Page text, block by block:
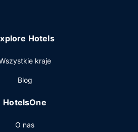
pokojowa (w określonych
wymeldowanie oraz usługi pralni
Hotels
kraje
Blog
HotelsOne
O nas